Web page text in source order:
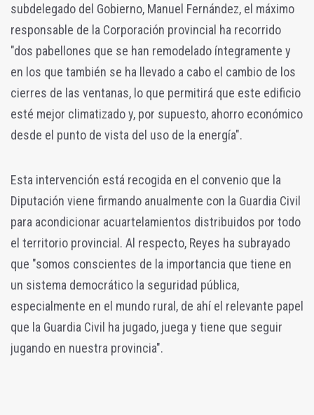
subdelegado del Gobierno, Manuel Fernández, el máximo
responsable de la Corporación provincial ha recorrido
"dos pabellones que se han remodelado íntegramente y
en los que también se ha llevado a cabo el cambio de los
cierres de las ventanas, lo que permitirá que este edificio
esté mejor climatizado y, por supuesto, ahorro económico
desde el punto de vista del uso de la energía".
Esta intervención está recogida en el convenio que la
Diputación viene firmando anualmente con la Guardia Civil
para acondicionar acuartelamientos distribuidos por todo
el territorio provincial. Al respecto, Reyes ha subrayado
que "somos conscientes de la importancia que tiene en
un sistema democrático la seguridad pública,
especialmente en el mundo rural, de ahí el relevante papel
que la Guardia Civil ha jugado, juega y tiene que seguir
jugando en nuestra provincia".